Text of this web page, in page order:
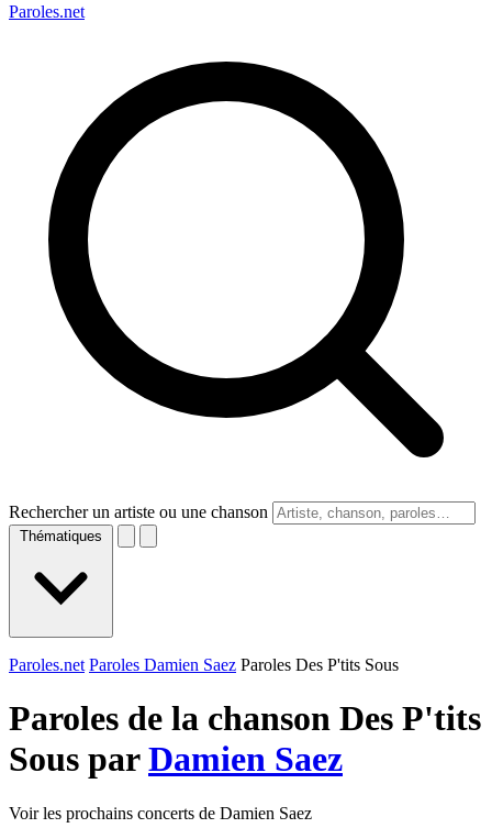
Paroles.net
Rechercher un artiste ou une chanson
Thématiques
Paroles.net Paroles Damien Saez Paroles Des P'tits Sous
Paroles de la chanson Des P'tits
Sous parDamien Saez
Voir les prochains concerts de Damien Saez